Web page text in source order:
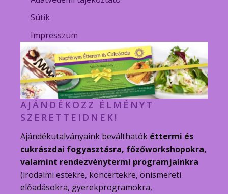
Sütik
Impresszum
AJÁNDÉKOZZ ÉLMÉNYT
SZERETTEIDNEK!
Ajándékutalványaink beválthatók éttermi és
cukrászdai fogyasztásra, főzőworkshopokra,
valamint rendezvénytermi programjainkra
(irodalmi estekre, koncertekre, önismereti
előadásokra, gyerekprogramokra,